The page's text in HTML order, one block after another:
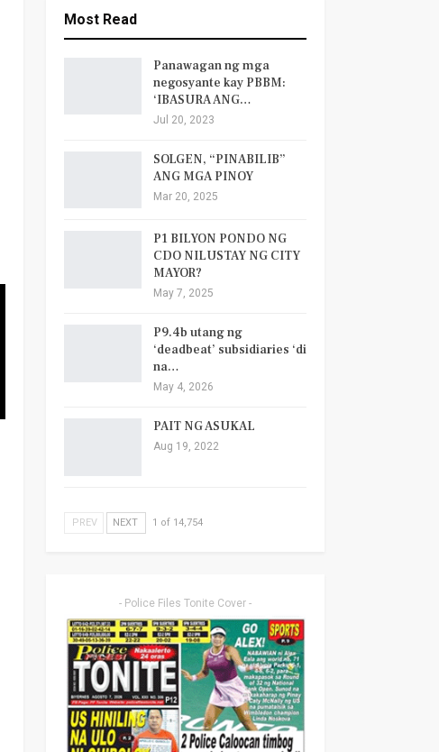
Most Read
Panawagan ng mga
negosyante kay PBBM:
‘IBASURA ANG…
Jul 20, 2023
SOLGEN, “PINABILIB”
ANG MGA PINOY
Mar 20, 2025
P1 BILYON PONDO NG
CDO NILUSTAY NG CITY
MAYOR?
May 7, 2025
P9.4b utang ng
‘deadbeat’ subsidiaries ‘di
na…
May 4, 2026
PAIT NG ASUKAL
Aug 19, 2022
PREV NEXT 1 of 14,754
- Police Files Tonite Cover -